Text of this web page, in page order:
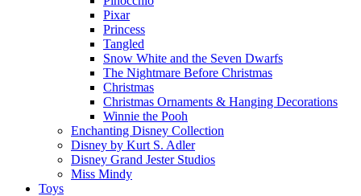
Pixar
Princess
Tangled
Snow White and the Seven Dwarfs
The Nightmare Before Christmas
Christmas
Christmas Ornaments & Hanging Decorations
Winnie the Pooh
Enchanting Disney Collection
Disney by Kurt S. Adler
Disney Grand Jester Studios
Miss Mindy
Toys